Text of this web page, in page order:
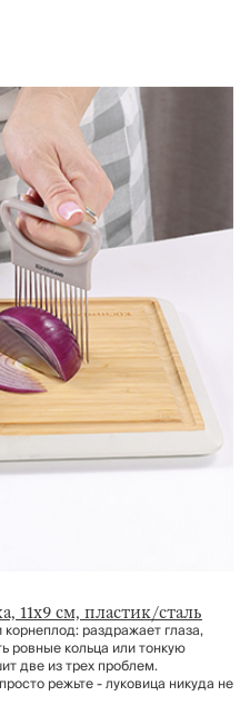
11х9 см, пластик/сталь
раздражает глаза,
ровные кольца или тонкую
две из трех проблем.
режьте - луковица никуда не